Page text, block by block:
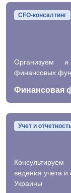
CFO-консалтинг
Организуем
финансовых
Финансовая
Учет и
ведения учета
Украины